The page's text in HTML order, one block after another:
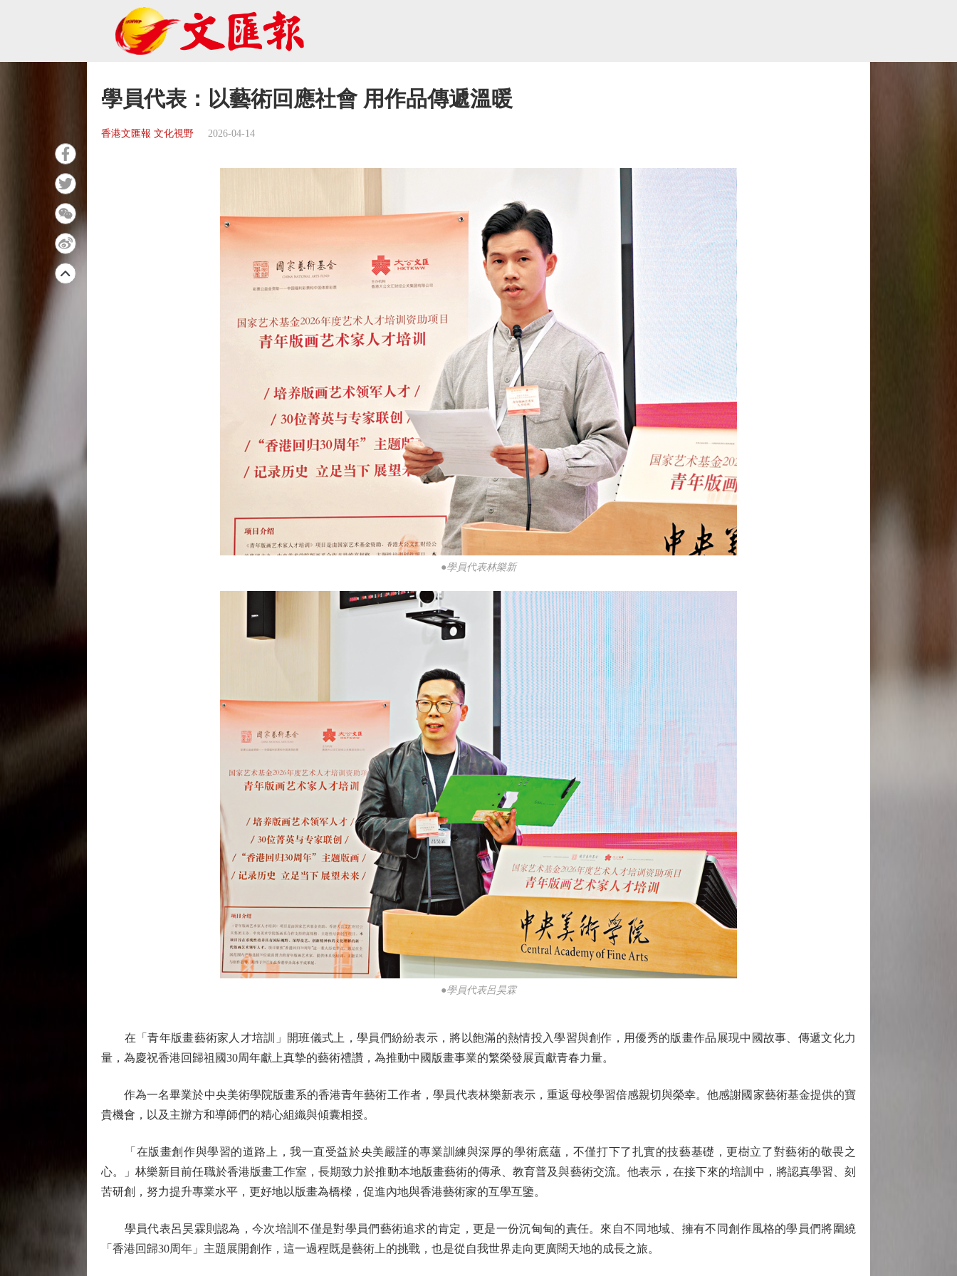
學員代表：以藝術回應社會 用作品傳遞溫暖
香港文匯報 文化視野 2026-04-14
●學員代表林樂新
●學員代表呂昊霖
在「青年版畫藝術家人才培訓」開班儀式上，學員們紛紛表示，將以飽滿的熱情投入學習與創作，用優秀的版畫作品展現中國故事、傳遞文化力
量，為慶祝香港回歸祖國30周年獻上真摯的藝術禮讚，為推動中國版畫事業的繁榮發展貢獻青春力量。
作為一名畢業於中央美術學院版畫系的香港青年藝術工作者，學員代表林樂新表示，重返母校學習倍感親切與榮幸。他感謝國家藝術基金提供的寶
貴機會，以及主辦方和導師們的精心組織與傾囊相授。
「在版畫創作與學習的道路上，我一直受益於央美嚴謹的專業訓練與深厚的學術底蘊，不僅打下了扎實的技藝基礎，更樹立了對藝術的敬畏之
心。」林樂新目前任職於香港版畫工作室，長期致力於推動本地版畫藝術的傳承、教育普及與藝術交流。他表示，在接下來的培訓中，將認真學習、刻
苦研創，努力提升專業水平，更好地以版畫為橋樑，促進內地與香港藝術家的互學互鑒。
學員代表呂昊霖則認為，今次培訓不僅是對學員們藝術追求的肯定，更是一份沉甸甸的責任。來自不同地域、擁有不同創作風格的學員們將圍繞
「香港回歸30周年」主題展開創作，這一過程既是藝術上的挑戰，也是從自我世界走向更廣闊天地的成長之旅。